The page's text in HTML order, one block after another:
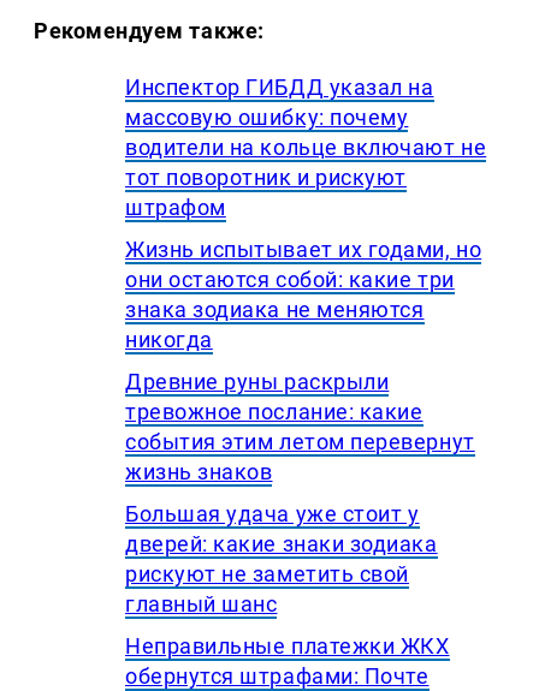
Рекомендуем также:
Инспектор ГИБДД указал на
массовую ошибку: почему
водители на кольце включают не
тот поворотник и рискуют
штрафом
Жизнь испытывает их годами, но
они остаются собой: какие три
знака зодиака не меняются
никогда
Древние руны раскрыли
тревожное послание: какие
события этим летом перевернут
жизнь знаков
Большая удача уже стоит у
дверей: какие знаки зодиака
рискуют не заметить свой
главный шанс
Неправильные платежки ЖКХ
обернутся штрафами: Почте